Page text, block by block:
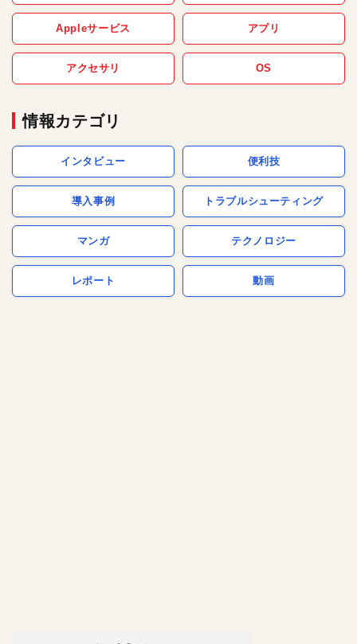
Appleサービス アプリ
アクセサリ OS
情報カテゴリ
インタビュー 便利技
導入事例 トラブルシューティング
マンガ テクノロジー
レポート 動画